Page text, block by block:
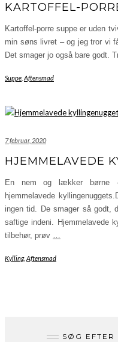
KARTOFFEL-
Kartoffel-porre suppe er uden
min søns livret – og jeg tror vi
Det smager jo også bare godt.
Suppe Aftensmad
7 februar, 2020
HJEMMELAVEDE
En nem og lækker børne
hjemmelavede
ingen tid. De smager så godt,
saftige indeni. Hjemmelavede
tilbehør, prøv …
Kylling, Aftensmad
SØG EFTER